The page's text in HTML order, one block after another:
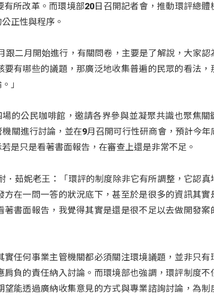
所改革。而環境部20日召開記者會，推動環評總體
正性與程序。
跟二月開始進行，有關問卷，主要是了解說，大家認
有哪些的議題，那廣泛地收集普遍的民眾的看法，
」
的公民咖啡館，邀請各界參與並凝聚共識也聚焦關
關進行討論，並在9月召開可行性研商會，預計今年
是只是看著書面報告，在審查上還是非常不足。
．茹妮老王：「環評的制度除非它有所調整，它認真
在一問一答的狀況底下，甚至於是很多的資訊其實
書面報告，我覺得其實是還是很不足以去做開發案
任何事業主管機關都必須關注環境議題，並非只有
負的責任納入討論。而環境部也強調，環評制度不
能透過廣納收集意見的方式與專業諮詢討論，為制